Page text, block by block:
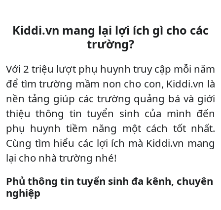
Kiddi.vn mang lại lợi ích gì cho các
trường?
Với 2 triệu lượt phụ huynh truy cập mỗi năm
để tìm trường mầm non cho con, Kiddi.vn là
nền tảng giúp các trường quảng bá và giới
thiệu thông tin tuyển sinh của mình đến
phụ huynh tiềm năng một cách tốt nhất.
Cùng tìm hiểu các lợi ích mà Kiddi.vn mang
lại cho nhà trường nhé!
Phủ thông tin tuyển sinh đa kênh, chuyên
nghiệp